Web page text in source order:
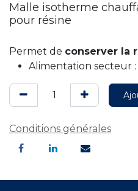
Malle isotherme
pour résine
Permet de conserver la
Alimentation secteur :
Conditions générales